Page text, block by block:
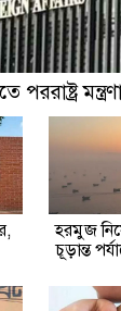
পররাষ্ট্র
হরমুজ
চূড়ান্ত